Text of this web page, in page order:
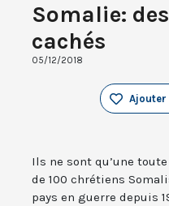
Somalie:
cachés
05/12/2018
Ajouter
Ils ne sont qu’une
de 100 chrétiens
pays en guerre depuis